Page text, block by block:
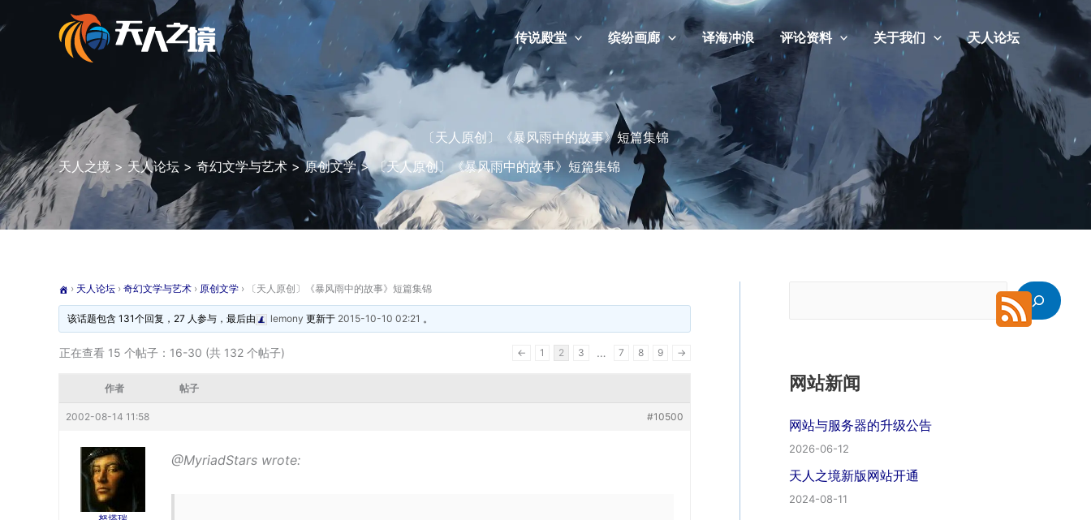
至
传说殿堂 缤纷画廊 译海冲浪 评论资料 关于我们 天人论坛
〔天人原创〕《暴风雨中的故事》短篇集锦
天人之境 > 天人论坛 > 奇幻文学与艺术 >原创文学>〔天人原创〕《暴风雨中的故事》短篇集锦
› 天人论坛 › 奇幻文学与艺术 › 原创文学 › 〔天人原创〕《暴风雨中的故事》短篇集锦
该话题包含 131个回复，27 人参与，最后由 lemony 更新于 2015-10-10 02:21 。
正在查看 15 个帖子：16-30 (共 132 个帖子) ← 1 2 3 … 7 8 9 →
作者 帖子
2002-08-14 11:58 #10500
@MyriadStars wrote:
网站新闻
网站与服务器的升级公告
2026-06-12
天人之境新版网站开通
2024-08-11